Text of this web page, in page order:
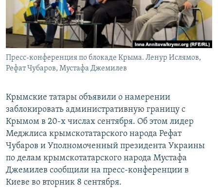
ПОБЕДИТЕЛЕЙ НЕ СУДЯТ?
КРЫМ.НЕПОКОРЕННЫЙ
ELIFBE
УКРАИНСКАЯ ПРОБЛЕМА КРЫМА
ПРИСОЕДИНЯЙТЕСЬ!
Все сайты RFE/RL
Пресс-конференция по блокаде Крыма. Ленур Ислямов,
Рефат Чубаров, Мустафа Джемилев
Крымские татары объявили о намерении
заблокировать административную границу с
Крымом в 20-х числах сентября. Об этом лидер
Меджлиса крымскотатарского народа Рефат
Чубаров и Уполномоченный президента Украины
по делам крымскотатарского народа Мустафа
Джемилев сообщили на пресс-конференции в
Киеве во вторник 8 сентября.